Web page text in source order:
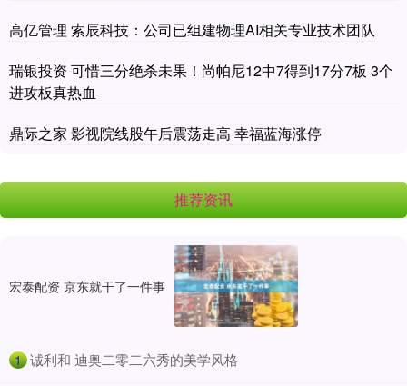
高亿管理 索辰科技：公司已组建物理AI相关专业技术团队
瑞银投资 可惜三分绝杀未果！尚帕尼12中7得到17分7板 3个
进攻板真热血
鼎际之家 影视院线股午后震荡走高 幸福蓝海涨停
推荐资讯
宏泰配资 京东就干了一件事
1 ​诚利和 迪奥二零二六秀的美学风格